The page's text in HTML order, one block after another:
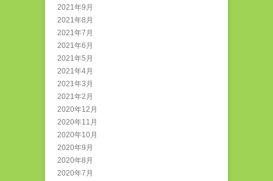
2021年9月
2021年8月
2021年7月
2021年6月
2021年5月
2021年4月
2021年3月
2021年2月
2020年12月
2020年11月
2020年10月
2020年9月
2020年8月
2020年7月